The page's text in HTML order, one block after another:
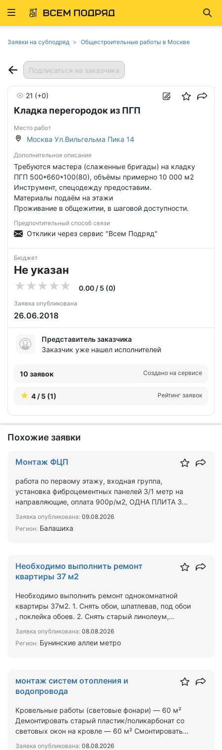
Развернуть
Заявки на субподряд Общестроительные работы в Москве
Подписаться на заказчика
Кладка перегородок из ПГП
21 (+0)
Место работ
Москва Ул.Вильгельма Пика 14
Дополнительное описание
Требуются мастера (слаженные бригады) на кладку
ПГП 500*660*100(80), объёмы примерно 10 000 м2
Инструмент, спецодежду предоставим.
Материалы подаём на этажи
Проживание в общежитии, в шаговой доступности.
Предпочтительный способ связи
Отклики через сервис "Всем Подряд"
Бюджет
Не указан
0.00 / 5 (0)
Заявка опубликована
26.06.2018
Представитель заказчика
Заказчик уже нашел исполнителей
10 заявок Создано на сервисе
4 / 5 (1) Рейтинг заявок
Похожие заявки
Монтаж ФЦП
работа по первому этажу, входная группа,
установка фиброцементных панелей 3/1 метр на
направляющие, оплата 900р/м2, ОДНА ПЛИТА 3
Заявка опубликована: 09.08.2026
Регион: Балашиха
Необходимо выполнить ремонт
квартиры 37 м2
Необходимо выполнить ремонт однокомнатной
квартиры 37м2. 1. Снять обои, шпатлевав, под обои
, поклейка обоев. 2. Снять старый линолеум,
Заявка опубликована: 08.08.2026
Регион: Бунинские аллеи метро
монтаж систем отопления и
водопровода
Кровельные работы (световые фонари) — 60 м²
Демонтировать старый пластик/поликарбонат со
световых окон на кровле — 60 м² Смонтировать
Заявка опубликована: 08.08.2026